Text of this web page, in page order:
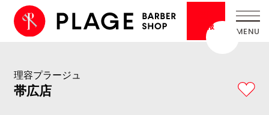
情報
理容プラージュ
帯広店